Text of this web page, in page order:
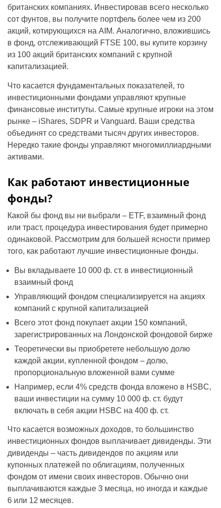
британских компаниях. Инвестировав всего несколько
сот фунтов, вы получите портфель более чем из 200
акций, котирующихся на AIM. Аналогично, вложившись
в фонд, отслеживающий FTSE 100, вы купите корзину
из 100 акций британских компаний с крупной
капитализацией.
Что касается фундаментальных показателей, то
инвестиционными фондами управляют крупные
финансовые институты. Самые крупные игроки на этом
рынке – iShares, SDPR и Vanguard. Ваши средства
объединят со средствами тысяч других инвесторов.
Нередко такие фонды управляют многомиллиардными
активами.
Как работают инвестиционные
фонды?
Какой бы фонд вы ни выбрали – ETF, взаимный фонд
или траст, процедура инвестирования будет примерно
одинаковой. Рассмотрим для большей ясности пример
того, как работают лучшие инвестиционные фонды.
Вы вкладываете 10 000 ф. ст. в инвестиционный
взаимный фонд
Управляющий фондом специализируется на акциях
компаний с крупной капитализацией
Всего этот фонд покупает акции 150 компаний,
зарегистрированных на Лондонской фондовой бирже
Теоретически вы приобретете небольшую долю
каждой акции, купленной фондом – долю,
пропорциональную вложенной вами сумме
Например, если 4% средств фонда вложено в HSBC,
ваши инвестиции на сумму 10 000 ф. ст. будут
включать в себя акции HSBC на 400 ф. ст.
Что касается возможных доходов, то большинство
инвестиционных фондов выплачивает дивиденды. Эти
дивиденды – часть дивидендов по акциям или
купонных платежей по облигациям, полученных
фондом от имени своих инвесторов. Обычно они
выплачиваются каждые 3 месяца, но иногда и каждые
6 или 12 месяцев.